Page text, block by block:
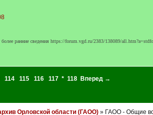
ранние сведения https://forum.vgd.ru/2383/138089/
114 115 116 117 * 118
Вперед →
Орловской области (ГАОО)» ГАОО - Общие